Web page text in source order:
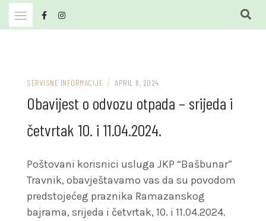
Skip
SERVISNE INFORMACIJE / APRIL 8, 2024
Obavijest o odvozu otpada – srijeda i
četvrtak 10. i 11.04.2024.
Poštovani korisnici usluga JKP “Bašbunar”
Travnik, obavještavamo vas da su povodom
predstojećeg praznika Ramazanskog
bajrama, srijeda i četvrtak, 10. i 11.04.2024.